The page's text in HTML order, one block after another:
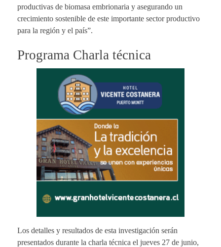
productivas de biomasa embrionaria y asegurando un
crecimiento sostenible de este importante sector productivo
para la región y el país”.
Programa Charla técnica
Los detalles y resultados de esta investigación serán
presentados durante la charla técnica el jueves 27 de junio,